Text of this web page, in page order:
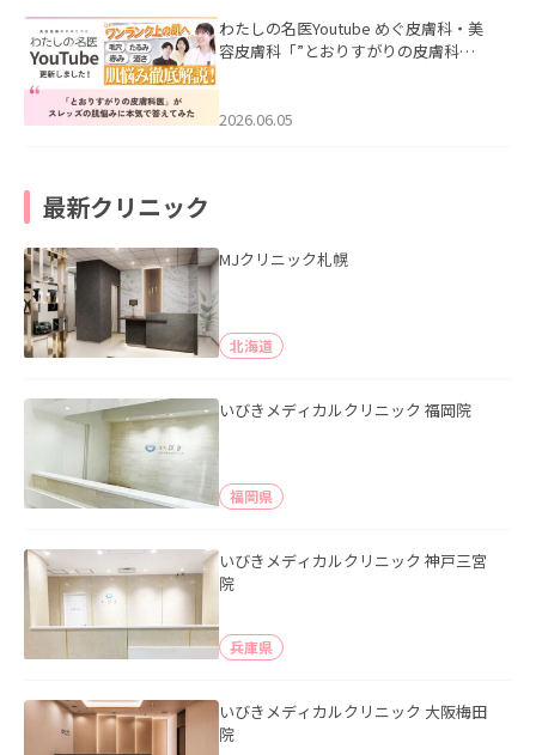
わたしの名医Youtube めぐ皮膚科・美
容皮膚科「”とおりすがりの皮膚科
2026.06.05
最新クリニック
MJクリニック札幌
北海道
いびきメディカルクリニック 福岡院
福岡県
いびきメディカルクリニック 神戸三宮
院
兵庫県
いびきメディカルクリニック 大阪梅田
院